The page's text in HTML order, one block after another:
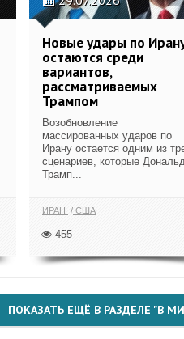
Новые удары по
остаются среди
вариантов,
рассматриваемых
Трампом
Возобновление
массированных ударов по
Ирану остается одним из
сценариев, которые
Трамп...
ИРАН США
455
ПОКАЗАТЬ ЕЩЁ В РАЗДЕЛЕ "В